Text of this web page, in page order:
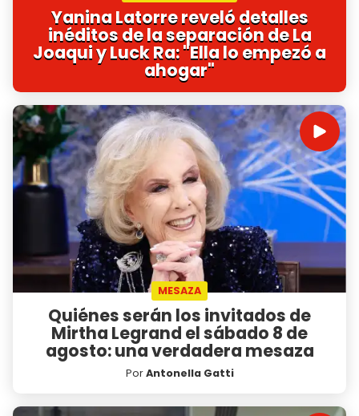
Yanina Latorre reveló detalles
inéditos de la separación de La
Joaqui y Luck Ra: "Ella lo empezó a
ahogar"
MESAZA
Quiénes serán los invitados de
Mirtha Legrand el sábado 8 de
agosto: una verdadera mesaza
PorAntonella Gatti